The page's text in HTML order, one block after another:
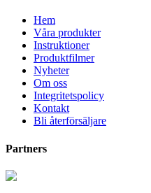
Hem
Våra produkter
Instruktioner
Produktfilmer
Nyheter
Om oss
Integritetspolicy
Kontakt
Bli återförsäljare
Partners